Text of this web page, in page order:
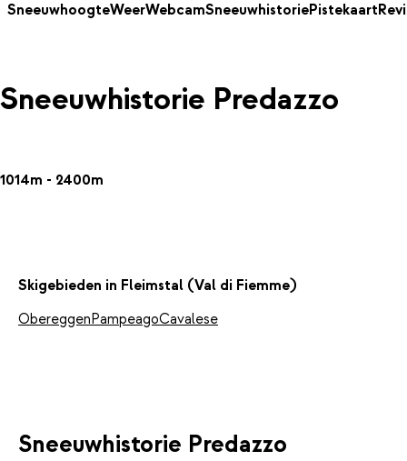
SneeuwhoogteWeerWebcamSneeuwhistoriePistekaart
Sneeuwhistorie Predazzo
1014m - 2400m
Skigebieden in Fleimstal (Val di Fiemme)
ObereggenPampeagoCavalese
Sneeuwhistorie Predazzo